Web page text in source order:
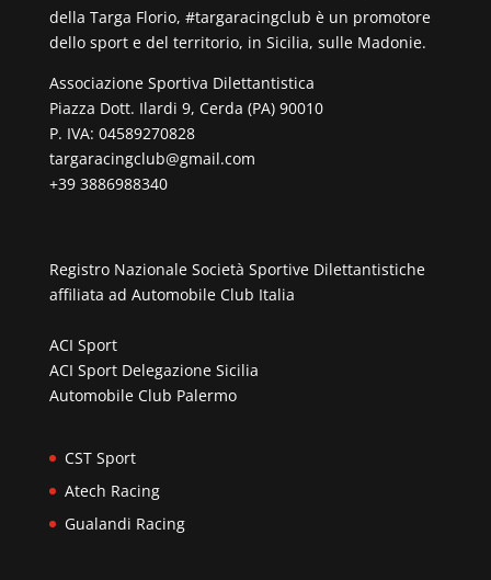
della Targa Florio, #targaracingclub è un promotore
dello sport e del territorio, in Sicilia, sulle Madonie.
Associazione Sportiva Dilettantistica
Piazza Dott. Ilardi 9, Cerda (PA) 90010
P. IVA: 04589270828
targaracingclub@gmail.com
+39 3886988340
Registro Nazionale Società Sportive Dilettantistiche
affiliata ad Automobile Club Italia
ACI Sport
ACI Sport Delegazione Sicilia
Automobile Club Palermo
CST Sport
Atech Racing
Gualandi Racing